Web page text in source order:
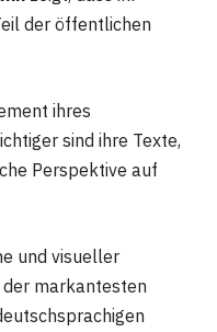
der öffentlichen
ihres
sind ihre Texte,
Perspektive auf
und visueller
markantesten